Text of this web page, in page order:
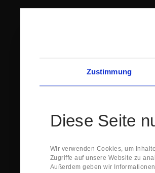
Zustimmung
Diese Seite
Wir verwenden Cookies, um
Zugriffe auf unsere Website zu
Außerdem geben wir